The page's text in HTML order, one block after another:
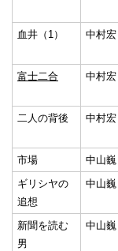
血井（1） 中村宏
富士二合 中村宏
二人の背後 中村宏
市場 中山巍
ギリシヤの
追想
中山巍
新聞を読む
男
中山巍